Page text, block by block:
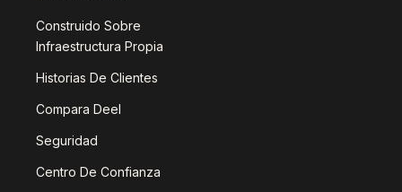
Construido Sobre
Infraestructura Propia
Historias De Clientes
Compara Deel
Seguridad
Centro De Confianza